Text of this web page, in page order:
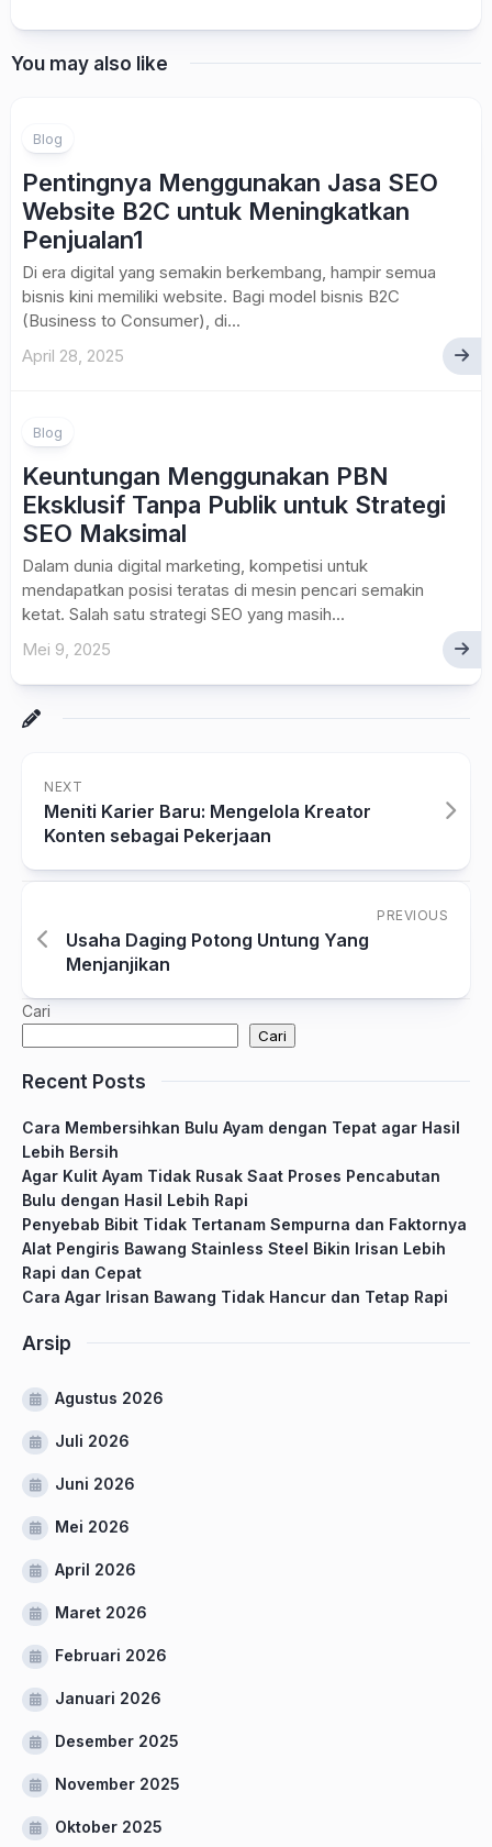
You may also like
Blog
Pentingnya Menggunakan Jasa SEO
Website B2C untuk Meningkatkan
Penjualan1
Di era digital yang semakin berkembang, hampir semua
bisnis kini memiliki website. Bagi model bisnis B2C
(Business to Consumer), di...
April 28, 2025
Blog
Keuntungan Menggunakan PBN
Eksklusif Tanpa Publik untuk Strategi
SEO Maksimal
Dalam dunia digital marketing, kompetisi untuk
mendapatkan posisi teratas di mesin pencari semakin
ketat. Salah satu strategi SEO yang masih...
Mei 9, 2025
NEXT
Meniti Karier Baru: Mengelola Kreator
Konten sebagai Pekerjaan
PREVIOUS
Usaha Daging Potong Untung Yang
Menjanjikan
Cari
Cari
Recent Posts
Cara Membersihkan Bulu Ayam dengan Tepat agar Hasil
Lebih Bersih
Agar Kulit Ayam Tidak Rusak Saat Proses Pencabutan
Bulu dengan Hasil Lebih Rapi
Penyebab Bibit Tidak Tertanam Sempurna dan Faktornya
Alat Pengiris Bawang Stainless Steel Bikin Irisan Lebih
Rapi dan Cepat
Cara Agar Irisan Bawang Tidak Hancur dan Tetap Rapi
Arsip
Agustus 2026
Juli 2026
Juni 2026
Mei 2026
April 2026
Maret 2026
Februari 2026
Januari 2026
Desember 2025
November 2025
Oktober 2025